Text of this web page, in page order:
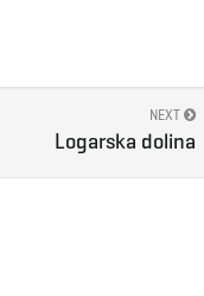
NEXT
Logarska dolina